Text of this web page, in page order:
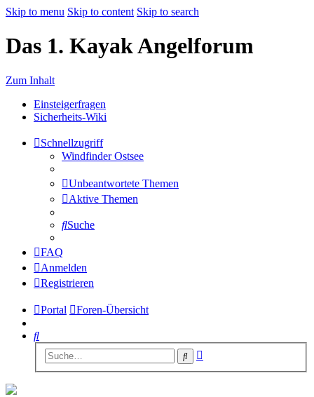
Skip to menu Skip to content Skip to search
Das 1. Kayak Angelforum
Zum Inhalt
Einsteigerfragen
Sicherheits-Wiki
Schnellzugriff
Windfinder Ostsee
Unbeantwortete Themen
Aktive Themen
Suche
FAQ
Anmelden
Registrieren
Portal Foren-Übersicht
Suche
Suche